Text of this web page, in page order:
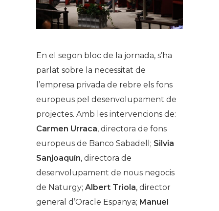
En el segon bloc de la jornada, s’ha
parlat sobre la necessitat de
l’empresa privada de rebre els fons
europeus pel desenvolupament de
projectes. Amb les intervencions de:
Carmen Urraca, directora de fons
europeus de Banco Sabadell; Silvia
Sanjoaquín, directora de
desenvolupament de nous negocis
de Naturgy; Albert Triola, director
general d’Oracle Espanya; Manuel